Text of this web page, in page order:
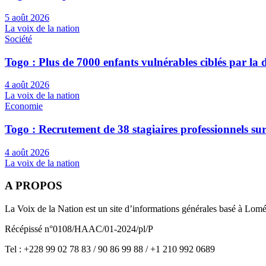
5 août 2026
La voix de la nation
Société
Togo : Plus de 7000 enfants vulnérables ciblés par la
4 août 2026
La voix de la nation
Economie
Togo : Recrutement de 38 stagiaires professionnels
4 août 2026
La voix de la nation
A PROPOS
La Voix de la Nation est un site d’informations générales basé à
Récépissé n°0108/HAAC/01-2024/pl/P
Tel : +228 99 02 78 83 / 90 86 99 88 / +1 210 992 0689